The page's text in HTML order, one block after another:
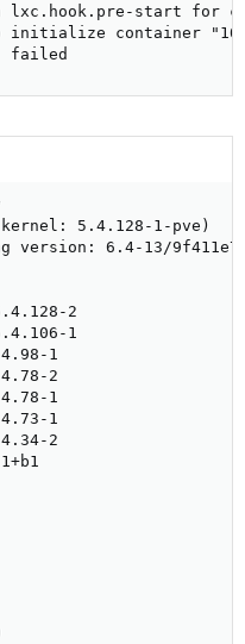
start for
initialize container
failed
5.4.128-1-pve)
version: 6.4-13/
2
1
1
2
1
1
2